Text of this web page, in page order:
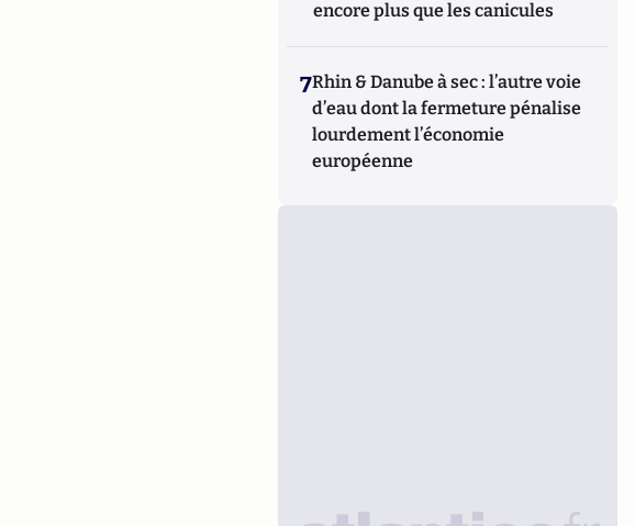
encore plus que les canicules
7Rhin & Danube à sec : l’autre voie
d’eau dont la fermeture pénalise
lourdement l’économie
européenne